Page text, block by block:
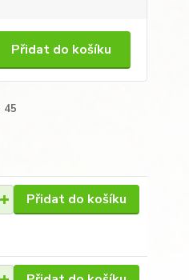
Přidat do košíku
45
Přidat do košíku